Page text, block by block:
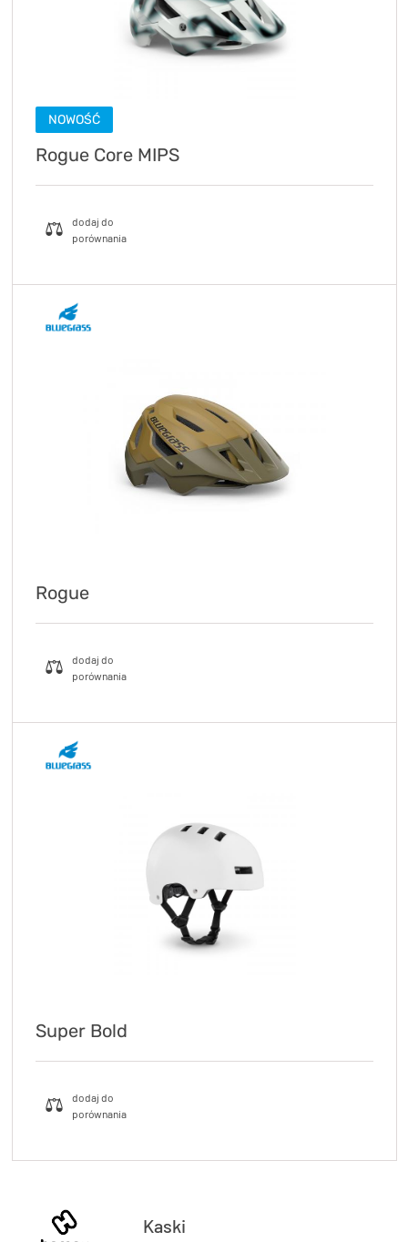
NOWOŚĆ
Rogue Core MIPS
Rogue
Super Bold
Kaski